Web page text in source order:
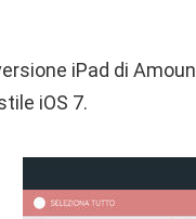
iPad di
iOS 7.